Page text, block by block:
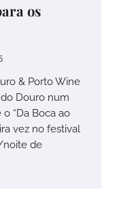
os
& Porto Wine
Douro num
“Da Boca ao
vez no festival
noite de